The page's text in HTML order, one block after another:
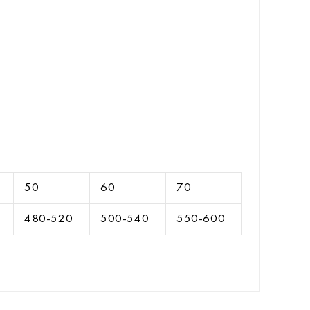
50 60 70
480-520 500-540 550-600